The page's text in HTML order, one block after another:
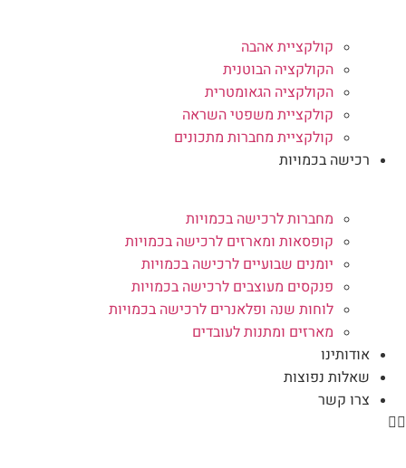
קולקציית אהבה
הקולקציה הבוטנית
הקולקציה הגאומטרית
קולקציית משפטי השראה
קולקציית מחברות מתכונים
רכישה בכמויות
מחברות לרכישה בכמויות
קופסאות ומארזים לרכישה בכמויות
יומנים שבועיים לרכישה בכמויות
פנקסים מעוצבים לרכישה בכמויות
לוחות שנה ופלאנרים לרכישה בכמויות
מארזים ומתנות לעובדים
אודותינו
שאלות נפוצות
צרו קשר